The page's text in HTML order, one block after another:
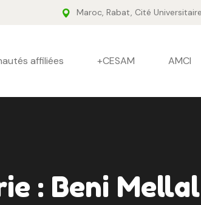
Maroc, Rabat, Cité
affiliées +CESAM AMCI
: Beni Mellal